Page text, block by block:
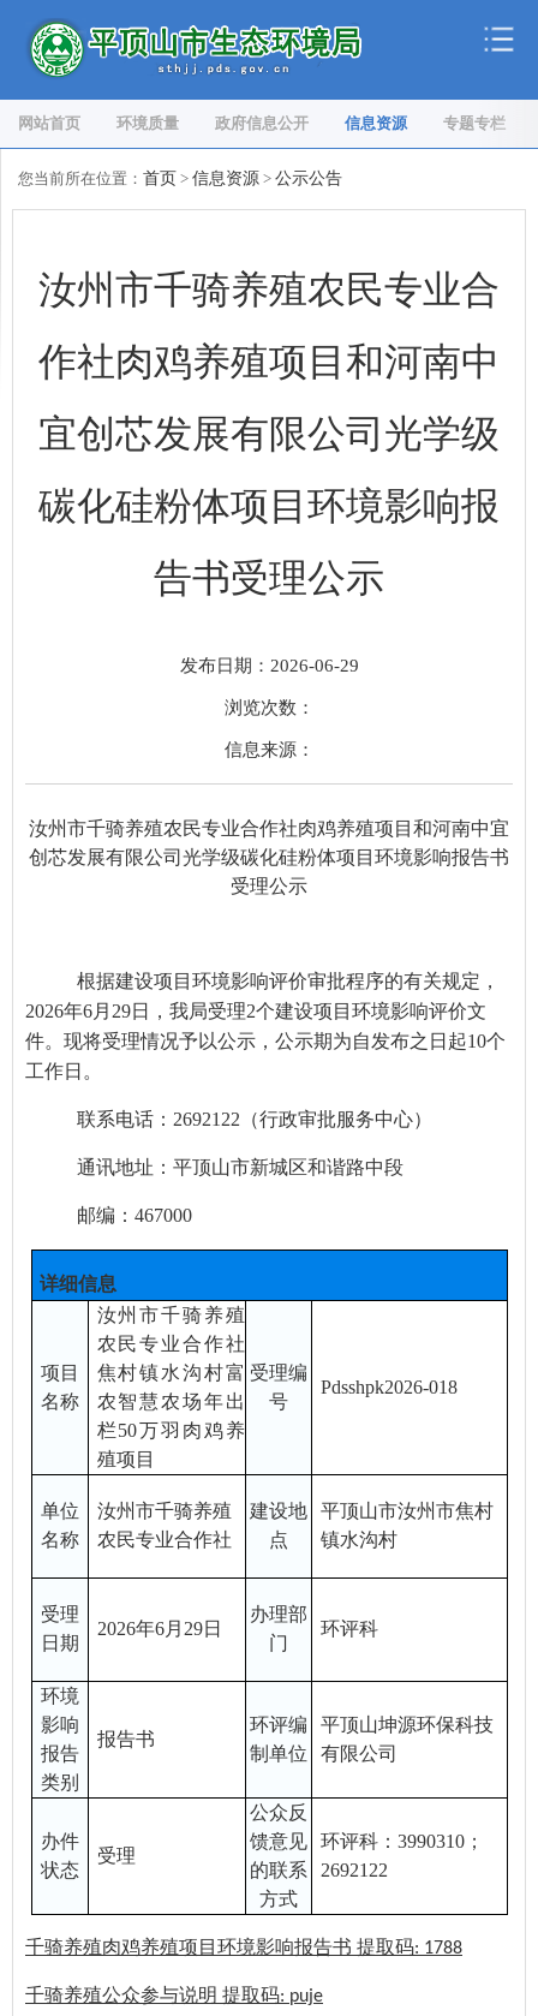
网站首页 环境质量 政府信息公开 信息资源 专题专栏
您当前所在位置： 首页 > 信息资源 > 公示公告
汝州市千骑养殖农民专业合
作社肉鸡养殖项目和河南中
宜创芯发展有限公司光学级
碳化硅粉体项目环境影响报
告书受理公示
发布日期：2026-06-29
浏览次数：
信息来源：
汝州市千骑养殖农民专业合作社肉鸡养殖项目和河南中宜
创芯发展有限公司光学级碳化硅粉体项目环境影响报告书
受理公示
根据建设项目环境影响评价审批程序的有关规定，
2026年6月 29日，我局受理2个建设项目环境影响评价文
件。现将受理情况予以公示，公示期为自发布之日起10个
工作日 。
联系电话： 2692122 （行政审批服务中心）
通讯地址：平顶山市新城区和谐路中段
邮编： 467000
详细信息
项目
名称
汝州市千骑养殖
农民专业合作社
焦村镇水沟村富
农智慧农场年出
栏50万羽肉鸡养
殖项目
受理编
号
Pdsshpk2026-018
单位
名称
汝州市千骑养殖
农民专业合作社
建设地
点
平顶山市汝州市焦村
镇水沟村
受理
日期
2026年6月 29日
办理部
门
环评科
环境
影响
报告
类别
报告书
环评编
制单位
平顶山坤源环保科技
有限公司
办件
状态
受理
公众反
馈意见
的联系
方式
环评科： 3990310；
2692122
千骑养殖肉鸡养殖项目环境影响报告书 提取码: 1788
千骑养殖公众参与说明 提取码: puje